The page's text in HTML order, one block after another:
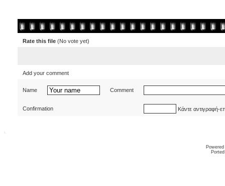
Rate this file (No vote yet)
Add your comment
Name Comment
Confirmation Κάντε αντιγραφή-